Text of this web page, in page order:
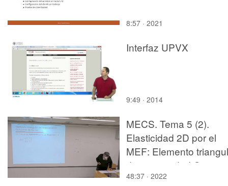
8:57 · 2021
Interfaz UPVX
9:49 · 2014
MECS. Tema 5 (2).
Elasticidad 2D por el
MEF: Elemento
de continuidad C0
48:37 · 2022